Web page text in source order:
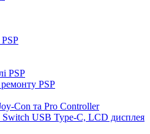
PSP
PSP
Con та Pro Controller
USB Type-C, LCD дисплея